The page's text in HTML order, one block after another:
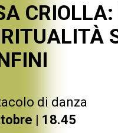
di danza
| 18.45